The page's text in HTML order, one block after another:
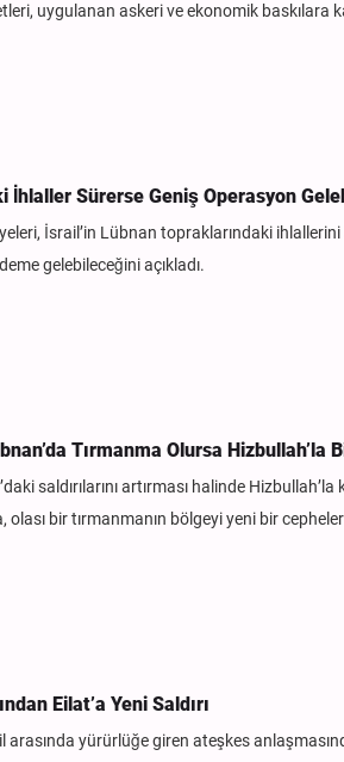
uygulanan askeri ve ekonomik baskılara
İhlaller Sürerse Geniş Operasyon
İsrail’in Lübnan topraklarındaki
gelebileceğini açıkladı.
Tırmanma Olursa Hizbullah’la
saldırılarını artırması halinde
olası bir tırmanmanın bölgeyi yeni bir
Eilat’a Yeni Saldırı
yürürlüğe giren ateşkes